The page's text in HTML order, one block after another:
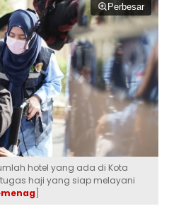
Perbesar
hotel yang ada di Kota
haji yang siap melayani